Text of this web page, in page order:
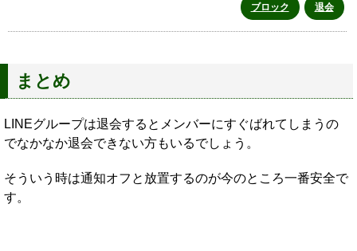
ブロック
退会
まとめ
LINEグループは退会するとメンバーにすぐばれてしまうの
でなかなか退会できない方もいるでしょう。
そういう時は通知オフと放置するのが今のところ一番安全で
す。